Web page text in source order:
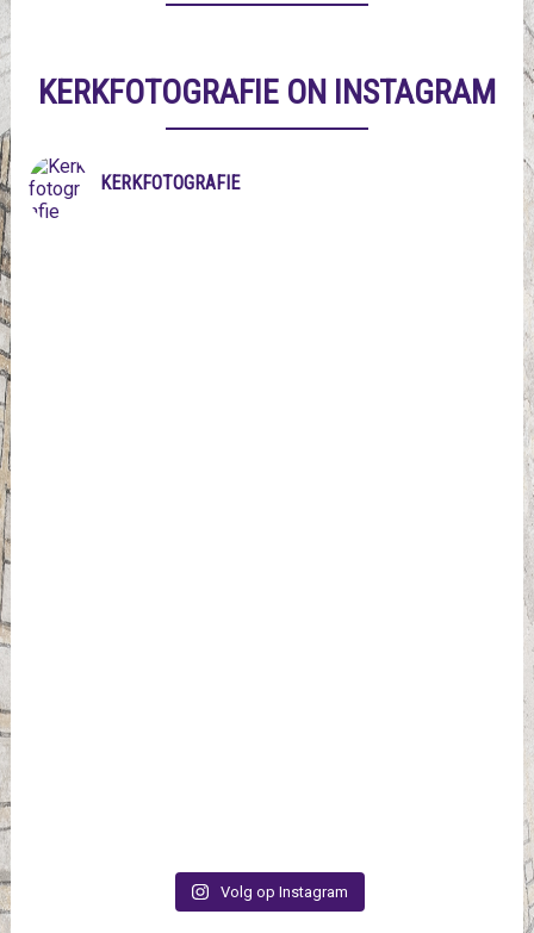
KERKFOTOGRAFIE ON INSTAGRAM
KERKFOTOGRAFIE
Volg op Instagram